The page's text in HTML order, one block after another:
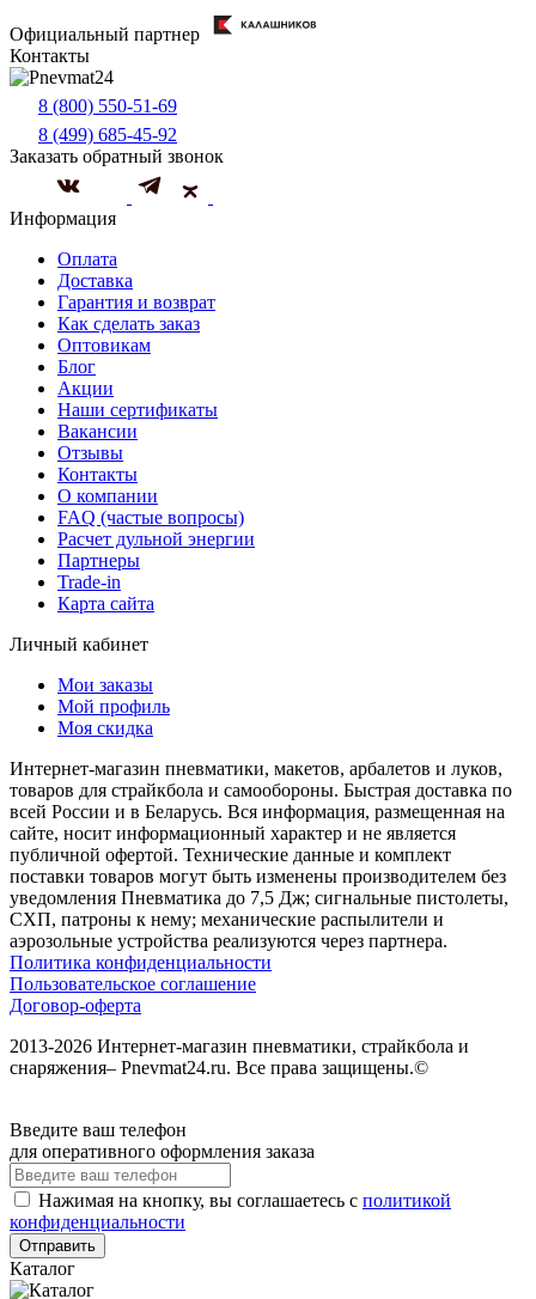
Официальный партнер
Контакты
8 (800) 550-51-69
8 (499) 685-45-92
Заказать обратный звонок
Информация
Оплата
Доставка
Гарантия и возврат
Как сделать заказ
Оптовикам
Блог
Акции
Наши сертификаты
Вакансии
Отзывы
Контакты
О компании
FAQ (частые вопросы)
Расчет дульной энергии
Партнеры
Trade-in
Карта сайта
Личный кабинет
Мои заказы
Мой профиль
Моя скидка
Интернет-магазин пневматики, макетов, арбалетов и луков,
товаров для страйкбола и самообороны. Быстрая доставка по
всей России и в Беларусь. Вся информация, размещенная на
сайте, носит информационный характер и не является
публичной офертой. Технические данные и комплект
поставки товаров могут быть изменены производителем без
уведомления Пневматика до 7,5 Дж; сигнальные пистолеты,
СХП, патроны к нему; механические распылители и
аэрозольные устройства реализуются через партнера.
Политика конфиденциальности
Пользовательское соглашение
Договор-оферта
2013-2026 Интернет-магазин пневматики, страйкбола и
снаряжения– Pnevmat24.ru. Все права защищены.©
Введите ваш телефон
для оперативного оформления заказа
Нажимая на кнопку, вы соглашаетесь с политикой
конфиденциальности
Отправить
Каталог